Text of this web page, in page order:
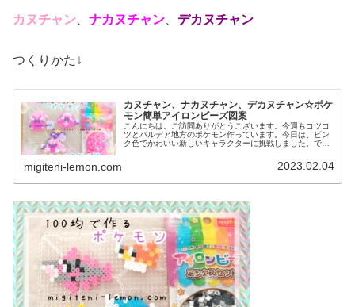
カヌチャン ナカヌチャン デカヌチャン
つくりかた↓
カヌチャン、ナカヌチャン、デカヌチャン☆ポケ
モン簡単アイロンビーズ図案
こんにちは。ご訪問ありがとうございます。今週もコツコ
ツとパルデア地方のポケモン作っています。今日は、ピン
ク色でかわいい新しいキャラクターに挑戦しました。で
migiteni-lemon.com 2023.02.04